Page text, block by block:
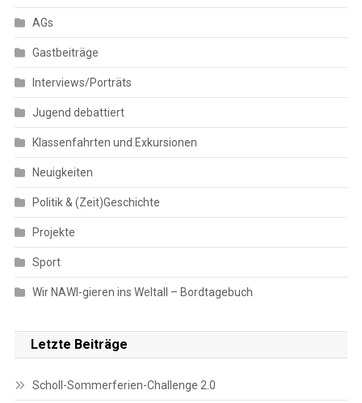
AGs
Gastbeiträge
Interviews/Porträts
Jugend debattiert
Klassenfahrten und Exkursionen
Neuigkeiten
Politik & (Zeit)Geschichte
Projekte
Sport
Wir NAWI-gieren ins Weltall – Bordtagebuch
Letzte Beiträge
Scholl-Sommerferien-Challenge 2.0